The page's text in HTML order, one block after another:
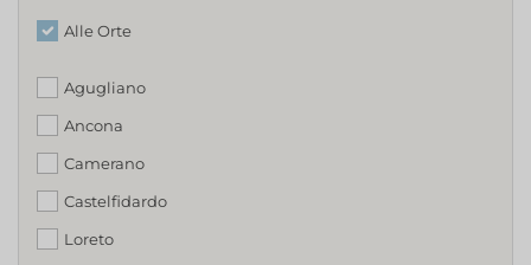
Alle Orte
Agugliano
Ancona
Camerano
Castelfidardo
Loreto